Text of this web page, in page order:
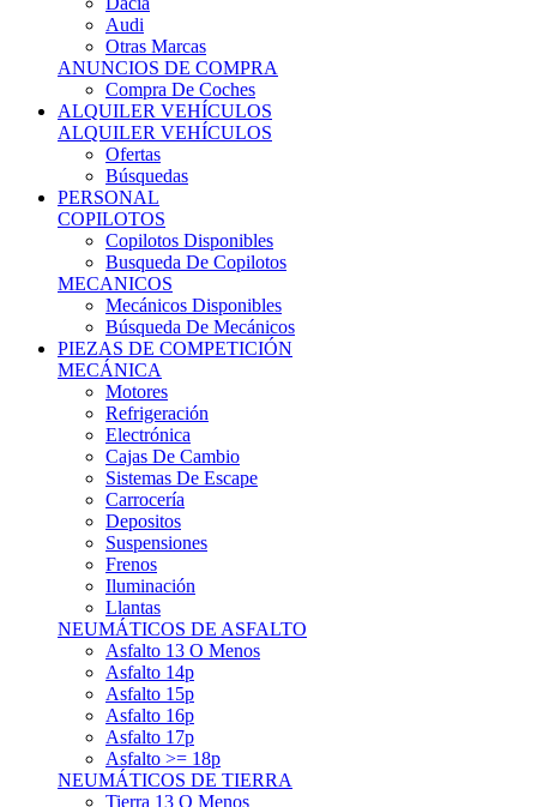
Audi
Otras Marcas
ANUNCIOS DE COMPRA
Compra De Coches
ALQUILER VEHÍCULOS
ALQUILER VEHÍCULOS
Ofertas
Búsquedas
PERSONAL
COPILOTOS
Copilotos Disponibles
Busqueda De Copilotos
MECANICOS
Mecánicos Disponibles
Búsqueda De Mecánicos
PIEZAS DE COMPETICIÓN
MECÁNICA
Motores
Refrigeración
Electrónica
Cajas De Cambio
Sistemas De Escape
Carrocería
Depositos
Suspensiones
Frenos
Iluminación
Llantas
NEUMÁTICOS DE ASFALTO
Asfalto 13 O Menos
Asfalto 14p
Asfalto 15p
Asfalto 16p
Asfalto 17p
Asfalto >= 18p
NEUMÁTICOS DE TIERRA
Tierra 13 O Menos